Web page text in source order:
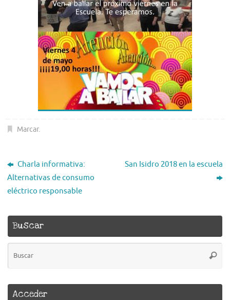
Marcar.
Charla informativa:
Alternativas de consumo
eléctrico responsable
San Isidro 2018 en la escuela
Buscar
Acceder